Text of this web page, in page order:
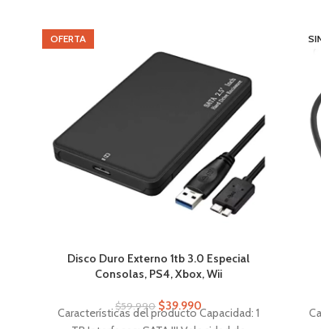
OFERTA
Disco Duro Externo 1tb 3.0 Especial
Consolas, PS4, Xbox, Wii
$59.990 $39.990
Características del producto Capacidad: 1